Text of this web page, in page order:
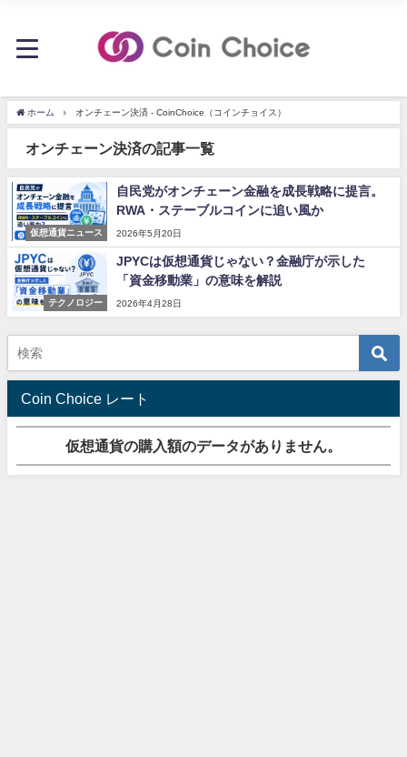
ホーム オンチェーン決済 - CoinChoice（コインチョイス）
オンチェーン決済の記事一覧
仮想通貨ニュース
自民党がオンチェーン金融を成長戦略に提言。
RWA・ステーブルコインに追い風か
2026年5月20日
テクノロジー
JPYCは仮想通貨じゃない？金融庁が示した
「資金移動業」の意味を解説
2026年4月28日
Coin Choice レート
仮想通貨の購入額のデータがありません。